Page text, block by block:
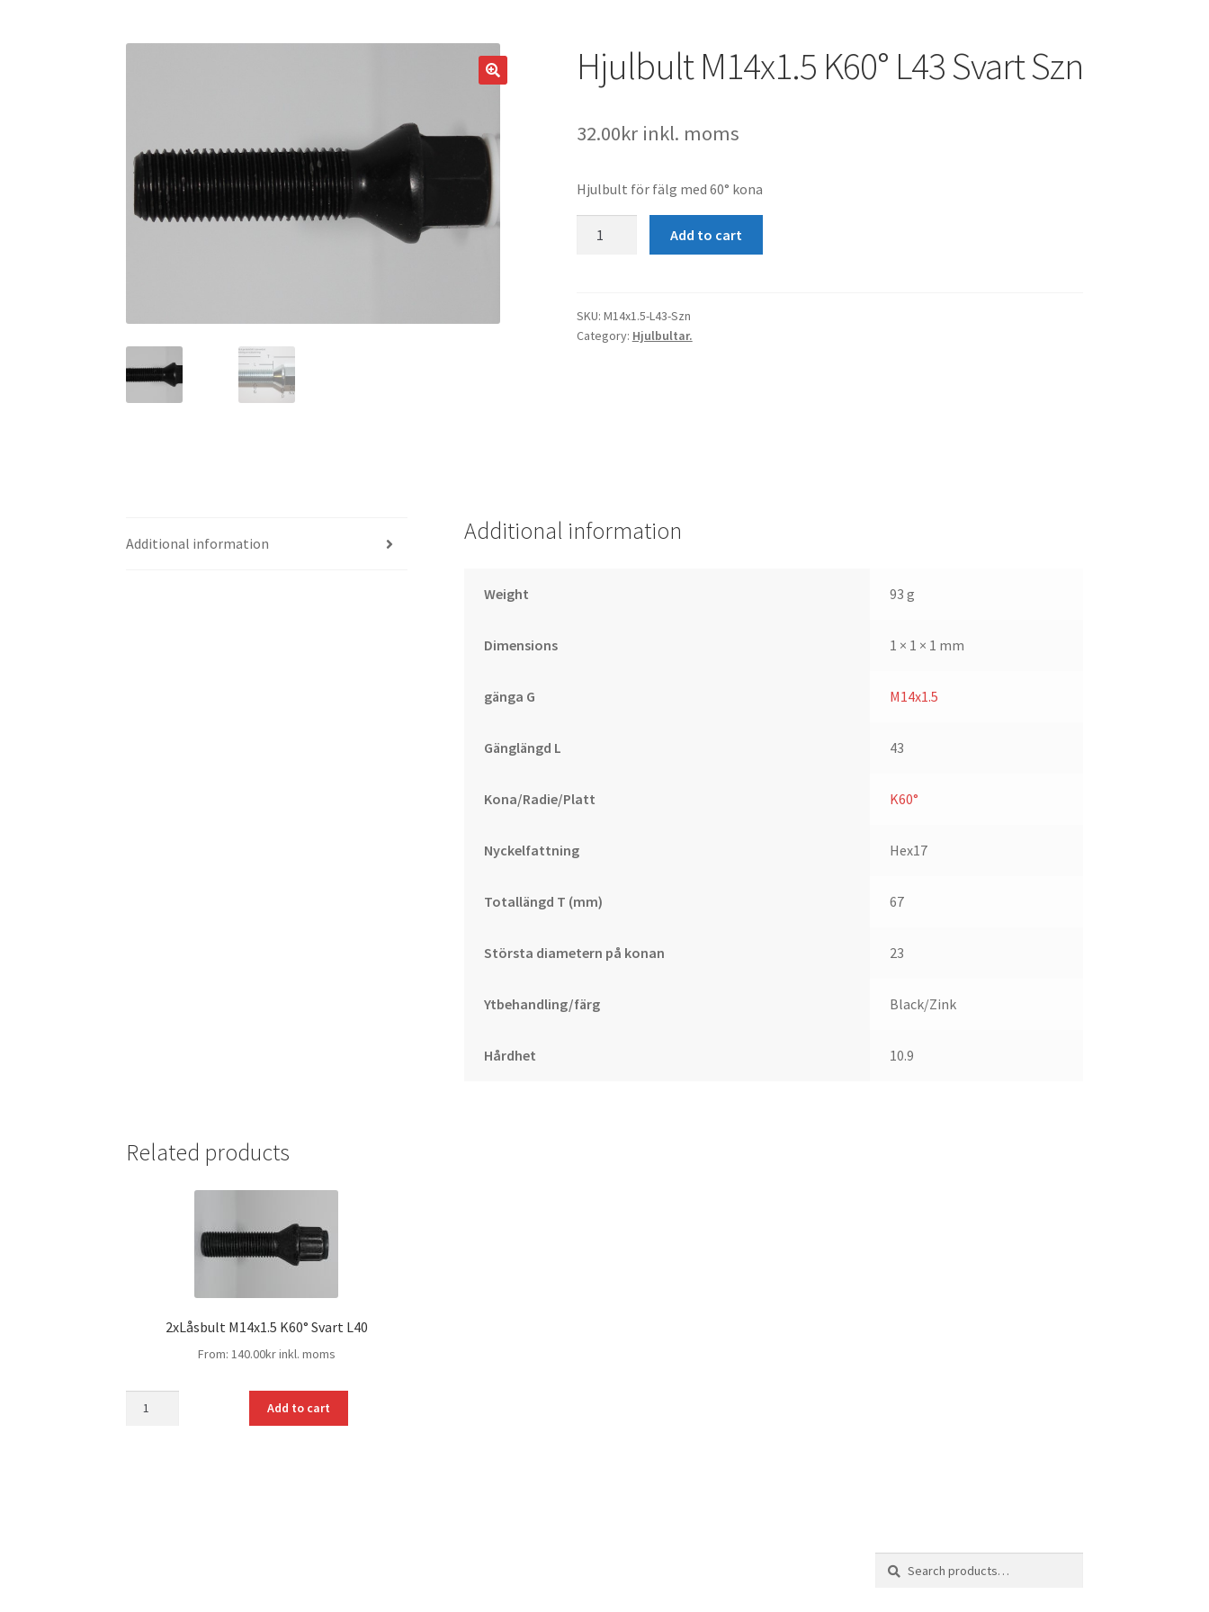
Hjulbult M14x1.5 K60° L43 Svart Szn
32.00krinkl. moms
Hjulbult för fälg med 60° kona
Svart
Szn
Add to cart
SKU: M14x1.5-L43-Szn
Category: Hjulbultar.
Additional information Additional information
Weight 93 g
Dimensions 1 × 1 × 1 mm
gänga G M14x1.5
Gänglängd L 43
Kona/Radie/Platt K60°
Nyckelfattning Hex17
Totallängd T (mm) 67
Största diametern på konan 23
Ytbehandling/färg Black/Zink
Hårdhet 10.9
Related products
2xLåsbult M14x1.5 K60° Svart L40
From: 140.00krinkl. moms
Add to cart
Search
Search